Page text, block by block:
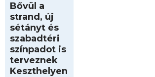
Bővül a
strand, új
sétányt és
szabadtéri
színpadot is
terveznek
Keszthelyen